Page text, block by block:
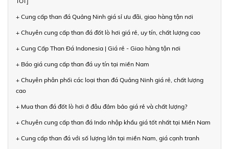
+ Cung cấp than đá Quảng Ninh giá sỉ ưu đãi, giao hàng tận nơi
+ Chuyên cung cấp than đá đốt lò hơi giá rẻ, uy tín, chất lượng cao
+ Cung Cấp Than Đá Indonesia | Giá rẻ - Giao hàng tận nơi
+ Báo giá cung cấp than đá uy tín tại miền Nam
+ Chuyên phân phối các loại than đá Quảng Ninh giá rẻ, chất lượng
cao
+ Mua than đá đốt lò hơi ở đâu đảm bảo giá rẻ và chất lượng?
+ Chuyên cung cấp than đá Indo nhập khẩu giá tốt nhất tại Miền Nam
+ Cung cấp than đá với số lượng lớn tại miền Nam, giá cạnh tranh